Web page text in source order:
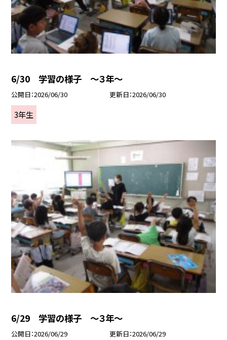
6/30 学習の様子 ～３年～
公開日 2026/06/30 更新日 2026/06/30
3年生
6/29 学習の様子 ～３年～
公開日 2026/06/29 更新日 2026/06/29